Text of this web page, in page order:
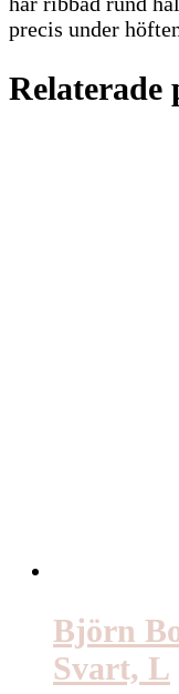
precis under
Relaterade
Björn
Svart, L